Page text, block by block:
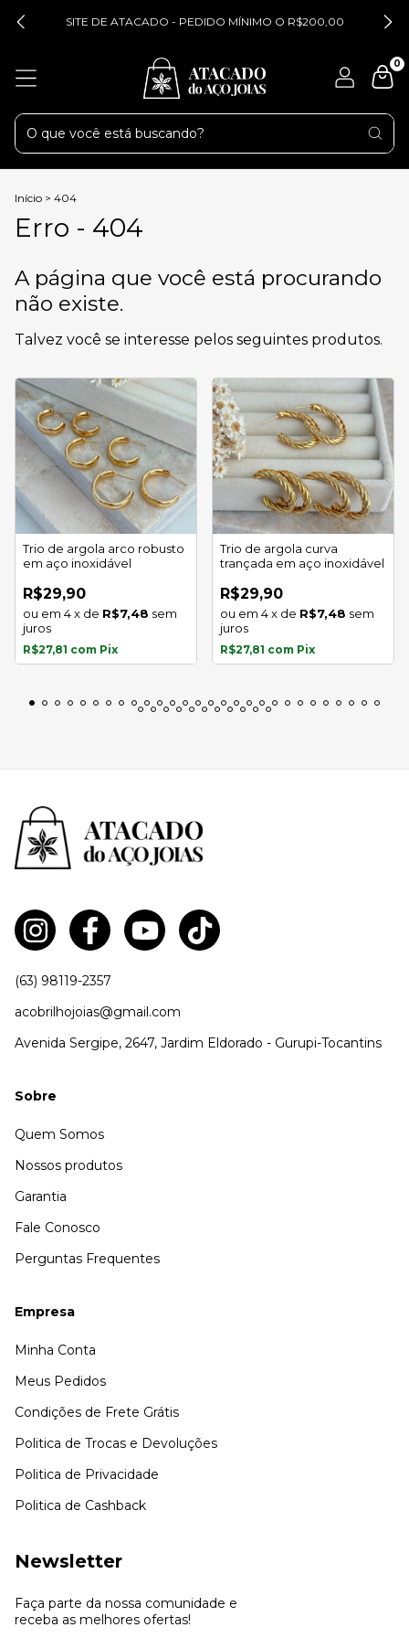
SITE DE ATACADO - PEDIDO MÍNIMO O R$200,00
0
Início > 404
Erro - 404
A página que você está procurando
não existe.
Talvez você se interesse pelos seguintes produtos.
Trio de argola arco robusto
em aço inoxidável
R$29,90
4x de R$7,48 sem
juros
R$27,81 com Pix
Trio de argola curva
trançada em aço inoxidável
R$29,90
4x de R$7,48 sem
juros
R$27,81 com Pix
(63) 98119-2357
acobrilhojoias@gmail.com
Avenida Sergipe, 2647, Jardim Eldorado - Gurupi-Tocantins
Sobre
Quem Somos
Nossos produtos
Garantia
Fale Conosco
Perguntas Frequentes
Empresa
Minha Conta
Meus Pedidos
Condições de Frete Grátis
Politica de Trocas e Devoluções
Politica de Privacidade
Politica de Cashback
Newsletter
Faça parte da nossa comunidade e
receba as melhores ofertas!